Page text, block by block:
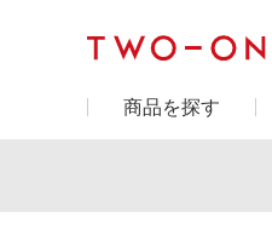
商品を探す